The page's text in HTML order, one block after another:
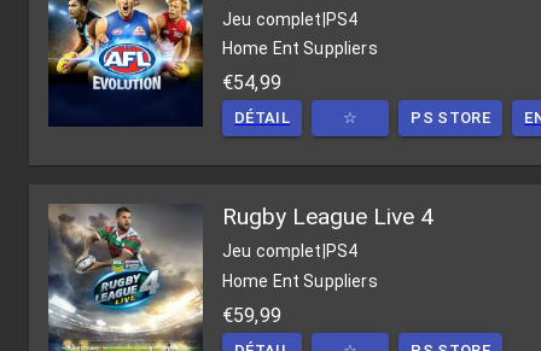
Jeu complet|PS4
Home Ent Suppliers
€54,99
DÉTAIL ☆ PS STORE
Rugby League Live 4
Jeu complet PS4
Home Ent Suppliers
€59,99